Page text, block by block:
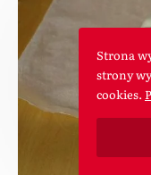
Strona
strony
cookies.